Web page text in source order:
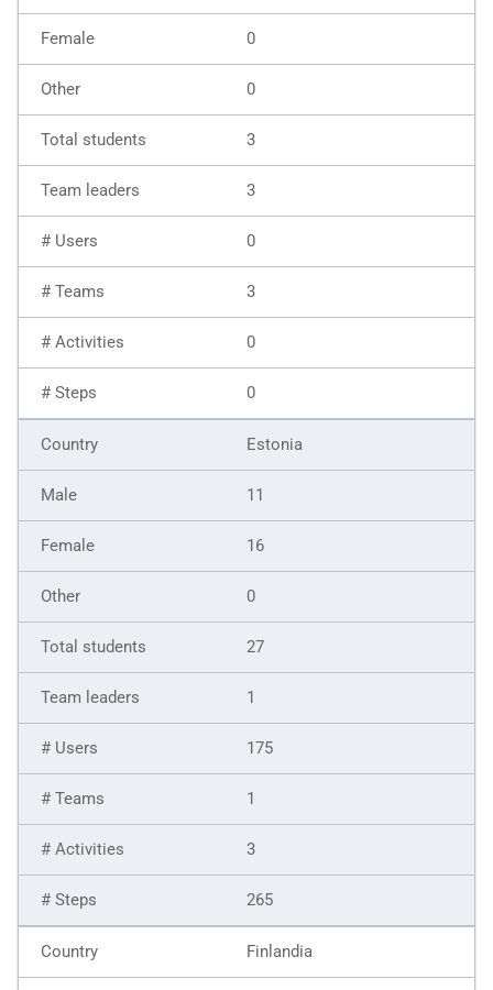
0
0
3
3
0
3
0
0
Estonia
11
16
0
27
1
175
1
3
265
Finlandia